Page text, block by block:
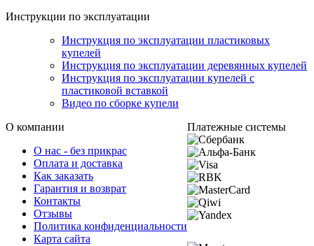
Инструкции по эксплуатации
Инструкция по эксплуатации пластиковых
купелей
Инструкция по эксплуатации деревянных купелей
Инструкция по эксплуатации купелей с
пластиковой вставкой
Видео по сборке купели
О компании
О нас - без прикрас
Оплата и доставка
Как заказать
Гарантия и возврат
Контакты
Отзывы
Политика конфиденциальности
Карта сайта
Платежные системы